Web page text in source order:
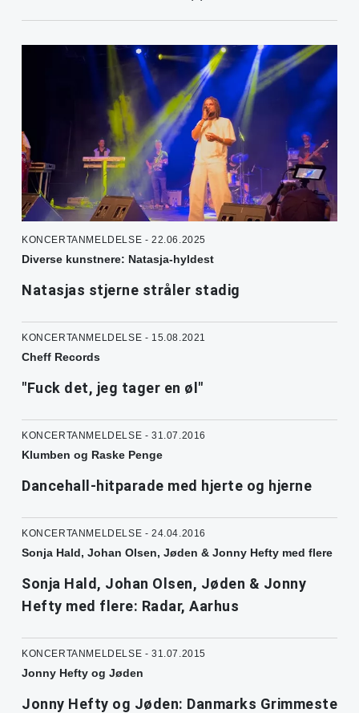
KONCERTANMELDELSE - 22.06.2025
Diverse kunstnere: Natasja-hyldest
Natasjas stjerne stråler stadig
KONCERTANMELDELSE - 15.08.2021
Cheff Records
"Fuck det, jeg tager en øl"
KONCERTANMELDELSE - 31.07.2016
Klumben og Raske Penge
Dancehall-hitparade med hjerte og hjerne
KONCERTANMELDELSE - 24.04.2016
Sonja Hald, Johan Olsen, Jøden & Jonny Hefty med flere
Sonja Hald, Johan Olsen, Jøden & Jonny
Hefty med flere: Radar, Aarhus
KONCERTANMELDELSE - 31.07.2015
Jonny Hefty og Jøden
Jonny Hefty og Jøden: Danmarks Grimmeste